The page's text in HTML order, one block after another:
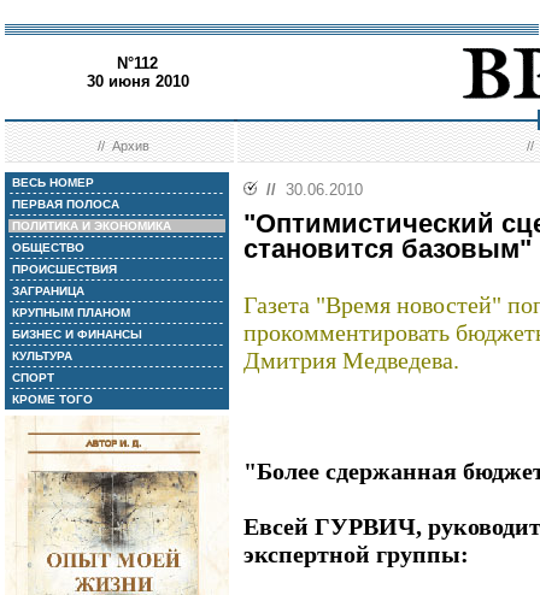
N°112
30 июня 2010
//Архив //
ВЕСЬ НОМЕР
ПЕРВАЯ ПОЛОСА
ПОЛИТИКА И ЭКОНОМИКА
ОБЩЕСТВО
ПРОИСШЕСТВИЯ
ЗАГРАНИЦА
КРУПНЫМ ПЛАНОМ
БИЗНЕС И ФИНАНСЫ
КУЛЬТУРА
СПОРТ
КРОМЕ ТОГО
// 30.06.2010
"Оптимистический
становится базовым"
Газета "Время новостей"
прокомментировать
Дмитрия Медведева.
"Более сдержанная
Евсей ГУРВИЧ,
экспертной группы: